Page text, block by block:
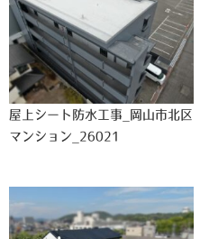
屋上シート防水工事_岡山市北区
マンション_26021